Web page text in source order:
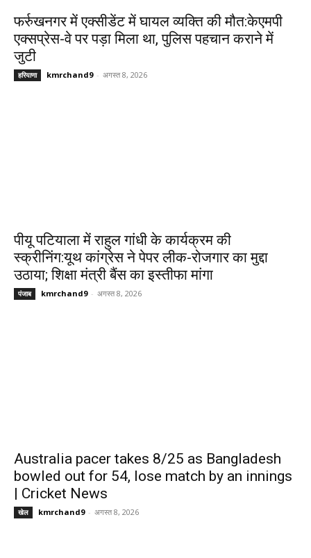
फर्रुखनगर में एक्सीडेंट में घायल व्यक्ति की मौत:केएमपी
एक्सप्रेस-वे पर पड़ा मिला था, पुलिस पहचान कराने में
जुटी
हरियाणा kmrchand9 - अगस्त 8, 2026
पीयू पटियाला में राहुल गांधी के कार्यक्रम की
स्क्रीनिंग:यूथ कांग्रेस ने पेपर लीक-रोजगार का मुद्दा
उठाया; शिक्षा मंत्री बैंस का इस्तीफा मांगा
पंजाब kmrchand9 - अगस्त 8, 2026
Australia pacer takes 8/25 as Bangladesh
bowled out for 54, lose match by an innings
| Cricket News
खेल kmrchand9 - अगस्त 8, 2026